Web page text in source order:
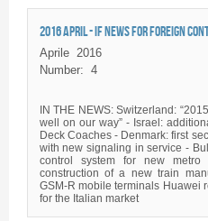
2016 APRIL - IF NEWS FOR FOREIGN
Aprile
2016
Number: 4
IN THE NEWS: Switzerland:
well on our way” - Israel:
Deck Coaches - Denmark: first
with new signaling in service -
control system for new
construction of a new train
GSM-R mobile terminals Huawei
for the Italian market